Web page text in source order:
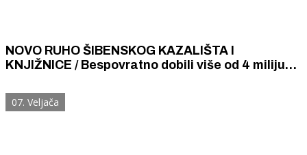
NOVO RUHO ŠIBENSKOG KAZALIŠTA I
KNJIŽNICE / Bespovratno dobili više od 4 milijuna
07. Veljača